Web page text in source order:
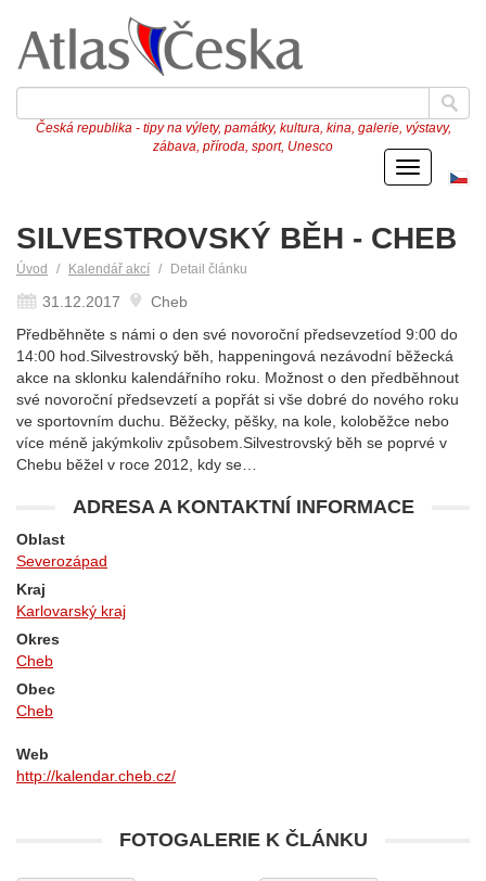
Česká republika - tipy na výlety, památky, kultura, kina, galerie, výstavy,
zábava, příroda, sport, Unesco
Menu
SILVESTROVSKÝ BĚH - CHEB
Úvod Kalendář akcí Detail článku
31.12.2017
Cheb
Předběhněte s námi o den své novoroční předsevzetíod 9:00 do
14:00 hod.Silvestrovský běh, happeningová nezávodní běžecká
akce na sklonku kalendářního roku. Možnost o den předběhnout
své novoroční předsevzetí a popřát si vše dobré do nového roku
ve sportovním duchu. Běžecky, pěšky, na kole, koloběžce nebo
více méně jakýmkoliv způsobem.Silvestrovský běh se poprvé v
Chebu běžel v roce 2012, kdy se…
ADRESA A KONTAKTNÍ INFORMACE
Oblast
Severozápad
Kraj
Karlovarský kraj
Okres
Cheb
Obec
Cheb
Web
http://kalendar.cheb.cz/
FOTOGALERIE K ČLÁNKU